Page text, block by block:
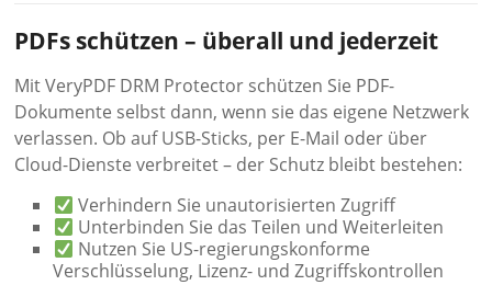
PDFs schützen – überall und jederzeit
Mit VeryPDF DRM Protector schützen Sie PDF-
Dokumente selbst dann, wenn sie das eigene Netzwerk
verlassen. Ob auf USB-Sticks, per E-Mail oder über
Cloud-Dienste verbreitet – der Schutz bleibt bestehen:
Verhindern Sie unautorisierten Zugriff
Unterbinden Sie das Teilen und Weiterleiten
Nutzen Sie US-regierungskonforme
Verschlüsselung, Lizenz- und Zugriffskontrollen